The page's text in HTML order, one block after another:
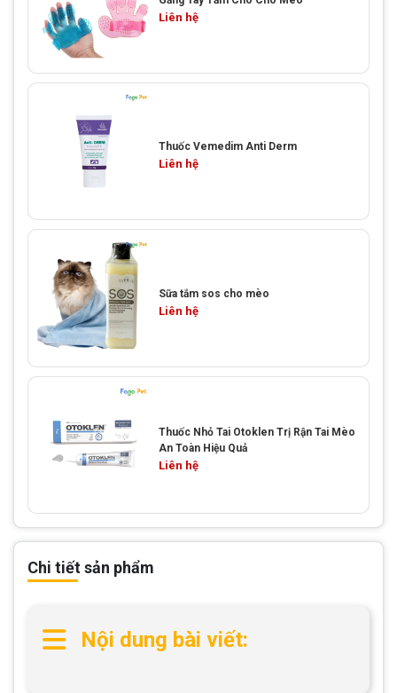
Chi tiết sản phẩm
Nội dung bài viết:
Liên hệ
Thuốc Vemedim Anti Derm
Liên hệ
Sữa tắm sos cho mèo
Liên hệ
Thuốc Nhỏ Tai Otoklen Trị Rận Tai Mèo
An Toàn Hiệu Quả
Liên hệ